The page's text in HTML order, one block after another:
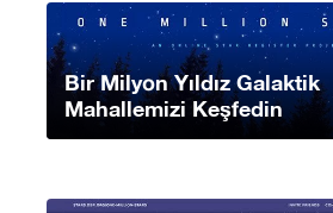
Bir Milyon Yıldız Galaktik
Mahallemizi Keşfedin